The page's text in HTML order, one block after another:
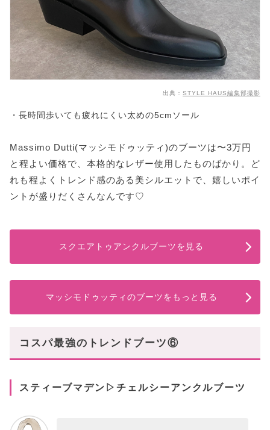
出典： STYLE HAUS編集部撮影
・長時間歩いても疲れにくい太めの5cmソール
Massimo Dutti(マッシモドゥッティ)のブーツは〜3万円
と程よい価格で、本格的なレザー使用したものばかり。ど
れも程よくトレンド感のある美シルエットで、嬉しいポイ
ントが盛りだくさんなんです♡
スクエアトゥアンクルブーツを見る
マッシモドゥッティのブーツをもっと見る
コスパ最強のトレンドブーツ⑥
スティーブマデン▷チェルシーアンクルブーツ